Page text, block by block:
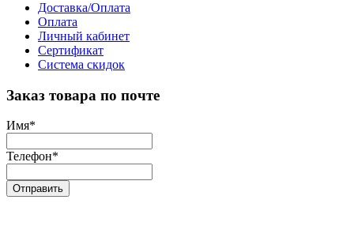
Доставка/Оплата
Оплата
Личный кабинет
Сертификат
Система скидок
Заказ товара по почте
Имя*
Телефон*
Отправить